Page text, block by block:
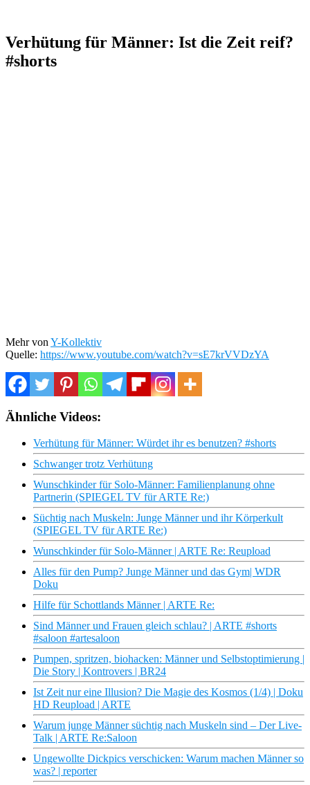
Verhütung für Männer: Ist die Zeit reif?
#shorts
Mehr von Y-Kollektiv
Quelle: https://www.youtube.com/watch?v=sE7krVVDzYA
Ähnliche Videos:
Verhütung für Männer: Würdet ihr es benutzen? #shorts
Schwanger trotz Verhütung
Wunschkinder für Solo-Männer: Familienplanung ohne
Partnerin (SPIEGEL TV für ARTE Re:)
Süchtig nach Muskeln: Junge Männer und ihr Körperkult
(SPIEGEL TV für ARTE Re:)
Wunschkinder für Solo-Männer | ARTE Re: Reupload
Alles für den Pump? Junge Männer und das Gym| WDR
Doku
Hilfe für Schottlands Männer | ARTE Re:
Sind Männer und Frauen gleich schlau? | ARTE #shorts
#saloon #artesaloon
Pumpen, spritzen, biohacken: Männer und Selbstoptimierung |
Die Story | Kontrovers | BR24
Ist Zeit nur eine Illusion? Die Magie des Kosmos (1/4) | Doku
HD Reupload | ARTE
Warum junge Männer süchtig nach Muskeln sind – Der Live-
Talk | ARTE Re:Saloon
Ungewollte Dickpics verschicken: Warum machen Männer so
was? | reporter